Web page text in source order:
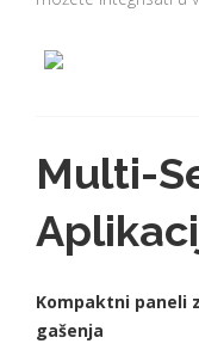
Multi-
Kompaktni paneli
gašenja